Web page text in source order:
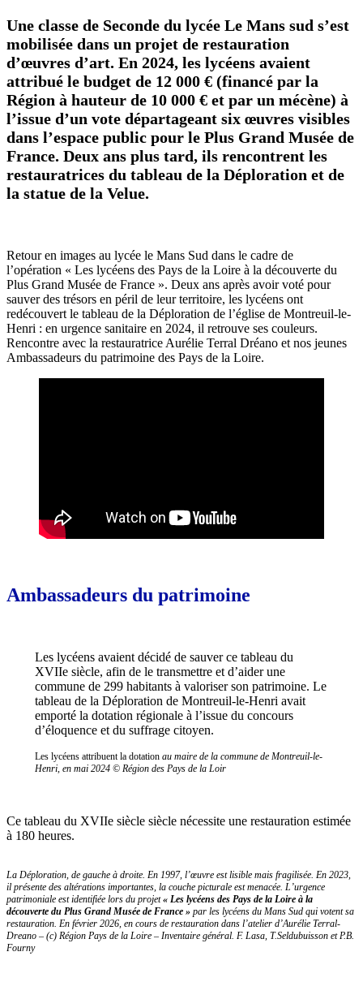
Une classe de Seconde du lycée Le Mans sud s’est
mobilisée dans un projet de restauration
d’œuvres d’art. En 2024, les lycéens avaient
attribué le budget de 12 000 € (financé par la
Région à hauteur de 10 000 € et par un mécène) à
l’issue d’un vote départageant six œuvres visibles
dans l’espace public pour le Plus Grand Musée de
France. Deux ans plus tard, ils rencontrent les
restauratrices du tableau de la Déploration et de
la statue de la Velue.
Retour en images au lycée le Mans Sud dans le cadre de
l’opération « Les lycéens des Pays de la Loire à la découverte du
Plus Grand Musée de France ». Deux ans après avoir voté pour
sauver des trésors en péril de leur territoire, les lycéens ont
redécouvert le tableau de la Déploration de l’église de Montreuil-le-
Henri : en urgence sanitaire en 2024, il retrouve ses couleurs.
Rencontre avec la restauratrice Aurélie Terral Dréano et nos jeunes
Ambassadeurs du patrimoine des Pays de la Loire.
Ambassadeurs du patrimoine
Les lycéens avaient décidé de sauver ce tableau du
XVIIe siècle, afin de le transmettre et d’aider une
commune de 299 habitants à valoriser son patrimoine. Le
tableau de la Déploration de Montreuil-le-Henri avait
emporté la dotation régionale à l’issue du concours
d’éloquence et du suffrage citoyen.
Les lycéens attribuent la dotation au maire de la commune de Montreuil-le-
Henri, en mai 2024 © Région des Pays de la Loir
Ce tableau du XVIIe siècle siècle nécessite une restauration estimée
à 180 heures.
La Déploration, de gauche à droite. En 1997, l’œuvre est lisible mais fragilisée. En 2023,
il présente des altérations importantes, la couche picturale est menacée. L’urgence
patrimoniale est identifiée lors du projet« Les lycéens des Pays de la Loire à la
découverte du Plus Grand Musée de France » par les lycéens du Mans Sud qui votent sa
restauration. En février 2026, en cours de restauration dans l’atelier d’Aurélie Terral-
Dreano – (c) Région Pays de la Loire – Inventaire général. F. Lasa, T.Seldubuisson et P.B.
Fourny